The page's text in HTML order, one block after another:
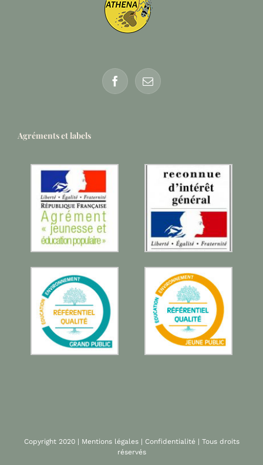
Agréments et labels
Copyright 2020 | Mentions légales| Confidentialité| Tous droits
réservés